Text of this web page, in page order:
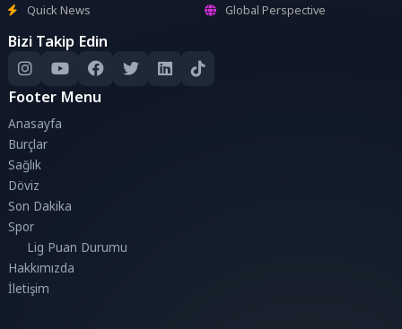
Quick News
Global Perspective
Bizi Takip Edin
Footer Menu
Anasayfa
Burçlar
Sağlık
Döviz
Son Dakika
Spor
Lig Puan Durumu
Hakkımızda
İletişim